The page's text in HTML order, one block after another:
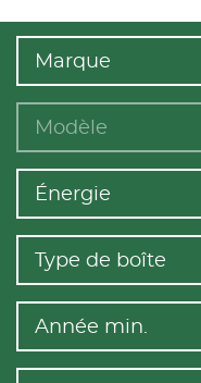
Marque
Modèle
Énergie
Type de boîte
Année min.